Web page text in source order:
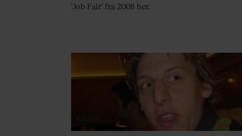
'Job Fair' fra 2008 her.